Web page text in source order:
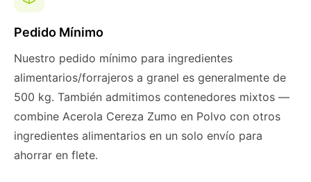
Pedido Mínimo
Nuestro pedido mínimo para ingredientes
alimentarios/forrajeros a granel es generalmente de
500 kg. También admitimos contenedores mixtos —
combine Acerola Cereza Zumo en Polvo con otros
ingredientes alimentarios en un solo envío para
ahorrar en flete.